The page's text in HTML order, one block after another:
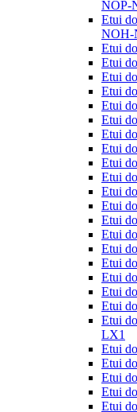
NOP-
Etui
NOH-
Etui
Etui
Etui
Etui
Etui
Etui
Etui
Etui
Etui
Etui
Etui
Etui
Etui
Etui
Etui
Etui
Etui
Etui
Etui
Etui
LX1
Etui
Etui
Etui
Etui
Etui